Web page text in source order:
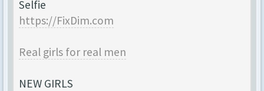
Selfie
https://FixDim.com
Real girls for real men
NEW GIRLS